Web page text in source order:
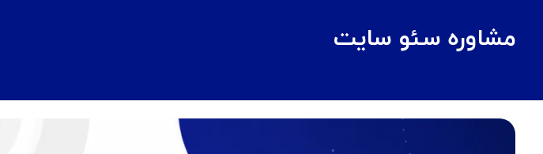
مشاوره سئو سایت